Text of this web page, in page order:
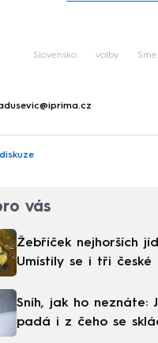
Slovensko volby
vás
Žebříček nejhorších
Umístily se i tři české
Sníh, jak ho neznáte:
padá i z čeho se